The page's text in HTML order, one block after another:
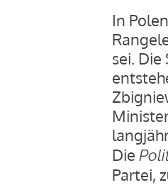
In
sei.
Die
Partei,